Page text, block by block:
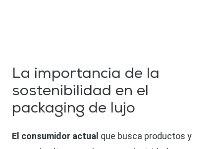
La importancia de la
sostenibilidad en el
packaging de lujo
El consumidor actual que busca productos y